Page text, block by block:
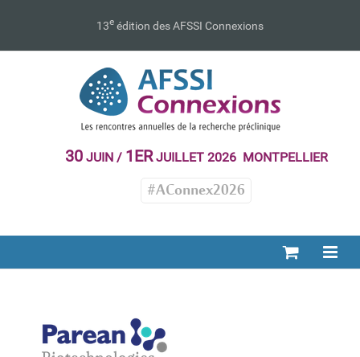
13e édition des AFSSI Connexions
30JUIN / 1ERJUILLET 2026 MONTPELLIER
#AConnex2026